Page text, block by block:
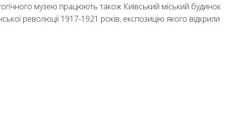
музею працюють також Київський міський будинок
революції 1917-1921 років, експозицію якого відкрили